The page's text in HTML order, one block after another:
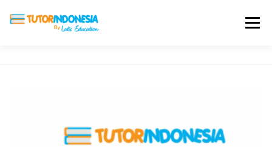
Menu